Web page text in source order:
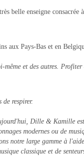
belle enseigne consacrée
aux Pays-Bas et en
même et des autres. Profiter
respirer.
Dille & Kamille
modernes ou de
notre large gamme à
classique et de